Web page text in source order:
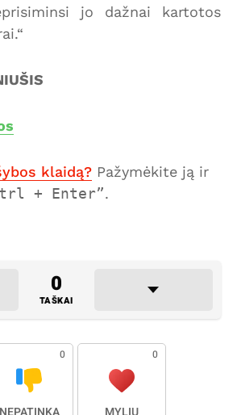
jo dažnai kartotos
klaidą? Pažymėkite ją ir
+ Enter .
0
TAŠKAI
0 0